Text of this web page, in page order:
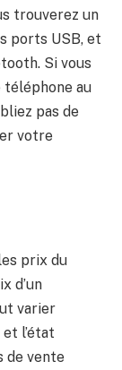
trouverez un
ports USB, et
Si vous
téléphone au
pas de
votre
prix du
d’un
varier
l’état
de vente